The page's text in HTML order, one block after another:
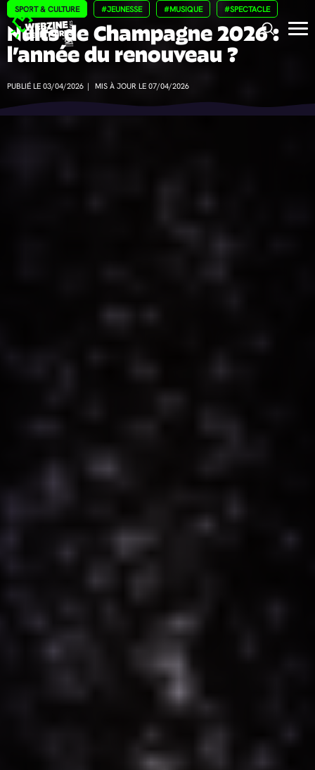
Panneau de gestion des cookies
SPORT & CULTURE #JEUNESSE #MUSIQUE #SPECTACLE
Nuits de Champagne 2026 :
l’année du renouveau ?
PUBLIÉ LE 03/04/2026 | MIS À JOUR LE 07/04/2026